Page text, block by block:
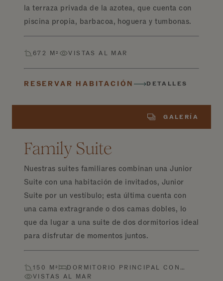
la terraza privada de la azotea, que cuenta con
piscina propia, barbacoa, hoguera y tumbonas.
672 M² VISTAS AL MAR
RESERVAR HABITACIÓN DETALLES
GALERÍA
Family Suite
Nuestras suites familiares combinan una Junior
Suite con una habitación de invitados, Junior
Suite por un vestíbulo; esta última cuenta con
una cama extragrande o dos camas dobles, lo
que da lugar a una suite de dos dormitorios ideal
para disfrutar de momentos juntos.
150 M²
DORMITORIO PRINCIPAL CON…
VISTAS AL MAR